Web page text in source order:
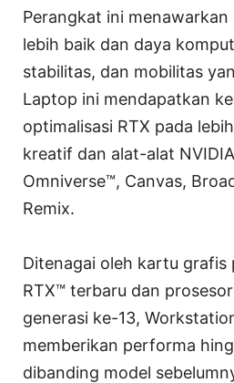
Perangkat ini menawarkan
lebih baik dan daya
stabilitas, dan mobilitas
Laptop ini mendapatkan
optimalisasi RTX pada
kreatif dan alat-alat
Omniverse™, Canvas,
Remix.
Ditenagai oleh kartu grafis
RTX™ terbaru dan
generasi ke-13,
memberikan performa
dibanding model